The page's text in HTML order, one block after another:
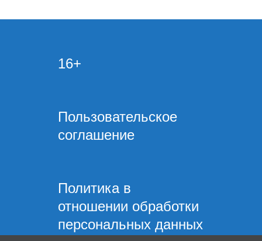
16+
Пользовательское
соглашение
Политика в
отношении обработки
персональных данных